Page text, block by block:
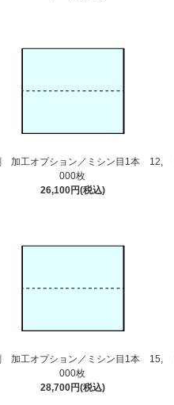
加工オプション／ミシン目1本 12,
000枚
26,100円(税込)
加工オプション／ミシン目1本 15,
000枚
28,700円(税込)